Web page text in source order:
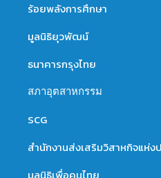
ร้อยพลังการศึกษา
มูลนิธิยุวพัฒน์
ธนาคารกรุงไทย
สภาอุตสาหกรรม
SCG
สำนักงานส่งเสริมวิสาหกิจแห่ง